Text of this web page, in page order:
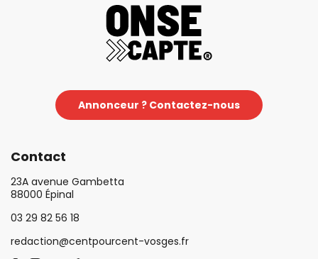
Annonceur ? Contactez-nous
Contact
23A avenue Gambetta
88000 Épinal
03 29 82 56 18
redaction@centpourcent-vosges.fr